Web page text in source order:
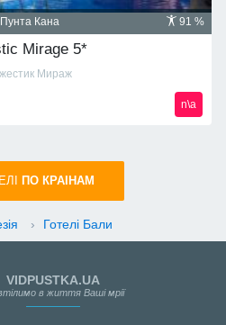
91 %
Пунта Кана
Mirage 5*
Мираж
n\a
ПО КРАIНАМ
› Готелі Бали
VIDPUSTKA.UA
в життя Ваші мрії